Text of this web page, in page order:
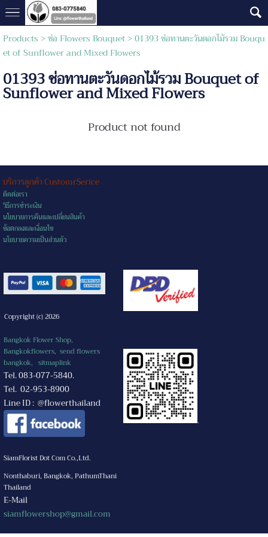
Products >ช่อ Flowers Bouquet> 01393 ช่อทานตะวันดอกไม้รวม Bouqu
et of Sunflower and Mixed Flowers
01393 ช่อทานตะวันดอกไม้รวม Bouquet of
Sunflower and Mixed Flowers
Product not found
บริการลูกค้า CustomrSerice
ติดต่อเรา
วิธีการชำระเงิน
นโยบายการคืนและเปลี่ยนสินค้า
ข้อตกลงและเงื่อนไข
นโยบายความเป็นส่วนตัว
Copyright (c) 2026
Bangkok Flower Shop,
Bangkokflowers, send flowers
bangkok, sitmaplink
Tel. 083-077-5840.
Tel. 02-953-8900
Line ID : @flowerthailand
.
SiamFlorist Dot Com Co.,Ltd.
Nonthaburi, Bangkok, PathumThani
Thailand
E-Mail
siamflowershop@gmail.com